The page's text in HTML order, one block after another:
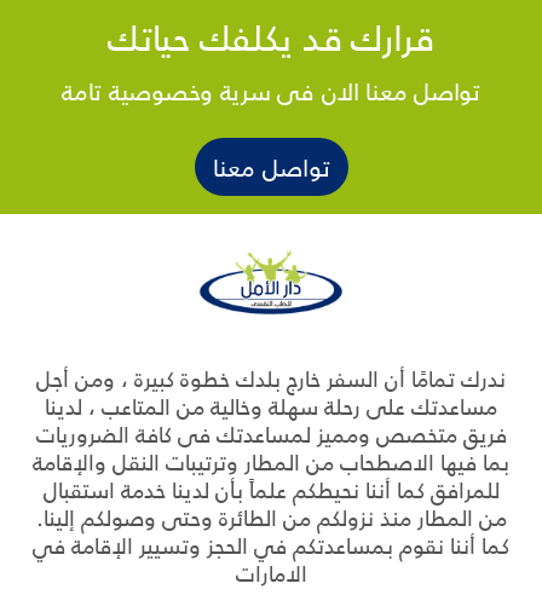
قرارك قد يكلفك حياتك
تواصل معنا الان فى سرية وخصوصية تامة
تواصل معنا
ندرك تمامًا أن السفر خارج بلدك خطوة كبيرة ، ومن أجل
مساعدتك على رحلة سهلة وخالية من المتاعب ، لدينا
فريق متخصص ومميز لمساعدتك فى كافة الضروريات
بما فيها الاصطحاب من المطار وترتيبات النقل والإقامة
للمرافق كما أننا نحيطكم علماً بأن لدينا خدمة استقبال
من المطار منذ نزولكم من الطائرة وحتى وصولكم إلينا.
كما أننا نقوم بمساعدتكم في الحجز وتسيير الإقامة في
الامارات